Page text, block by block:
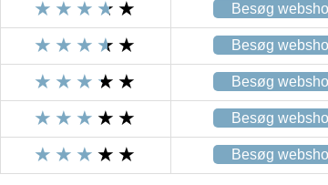
Besøg
Besøg
Besøg
Besøg
Besøg